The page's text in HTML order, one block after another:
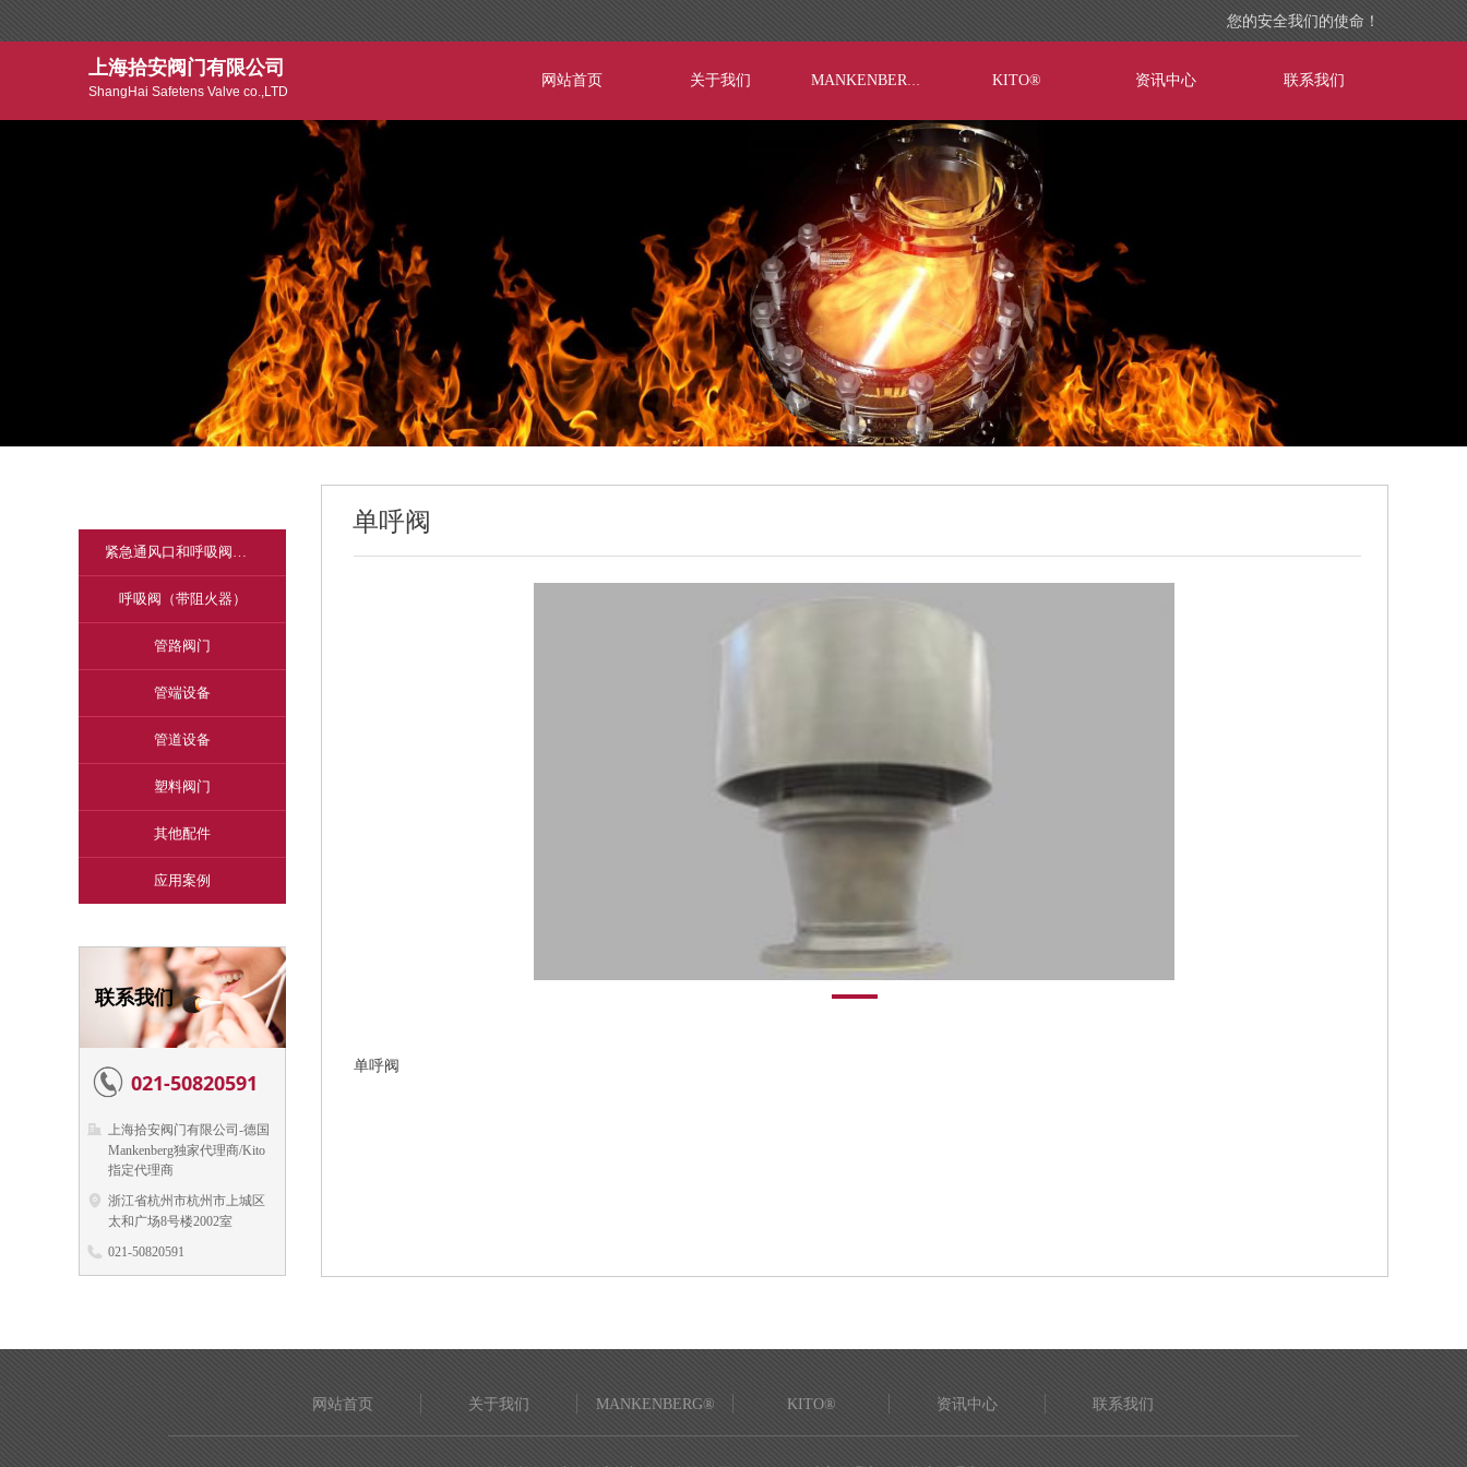
网站首页 关于我们 MANKENBERG® KITO® 资讯中心 联系我们
上海拾安阀门有限公司
ShangHai Safetens Valve co.,LTD
您的安全我们的使命！
联系我们
021-50820591
上海拾安阀门有限公司-德国
Mankenberg独家代理商/Kito
指定代理商
浙江省杭州市杭州市上城区
太和广场8号楼2002室
021-50820591
单呼阀
单呼阀
紧急通风口和呼吸阀（不带阻火器）
呼吸阀（带阻火器）
管路阀门
管端设备
管道设备
塑料阀门
其他配件
应用案例
网站首页 关于我们 MANKENBERG® KITO® 资讯中心 联系我们